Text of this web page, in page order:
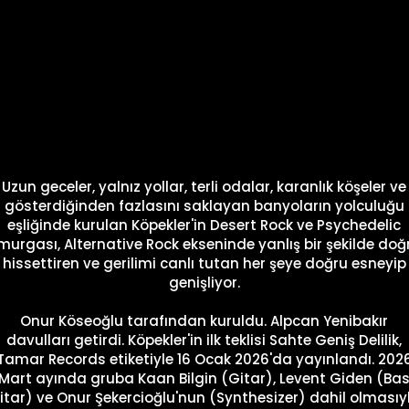
Uzun geceler, yalnız yollar, terli odalar, karanlık köşeler ve
gösterdiğinden fazlasını saklayan banyoların yolculuğu
eşliğinde kurulan Köpekler'in Desert Rock ve Psychedelic
Alternative Rock ekseninde yanlış bir şekilde
hissettiren ve gerilimi canlı tutan her şeye doğru esneyip
genişliyor.
Onur Köseoğlu tarafından kuruldu. Alpcan Yenibakır
davulları getirdi. Köpekler'in ilk teklisi Sahte Geniş Delilik,
Records etiketiyle 16 Ocak 2026'da yayınlandı.
Mart ayında gruba Kaan Bilgin (Gitar), Levent Giden (Bas
ve Onur Şekercioğlu'nun (Synthesizer) dahil